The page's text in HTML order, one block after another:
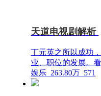
天道电视剧解析
丁元英之所以成功
业、职位的发展。
娱乐 263.80万 571